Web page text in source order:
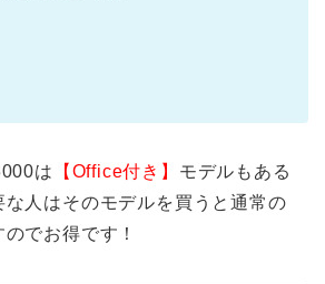
は 【Office付き】 モデルもある
人はそのモデルを買うと通常の
でお得です！